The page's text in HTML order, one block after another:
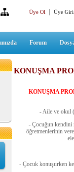
Üye Ol Üye
Forum
KONUŞMA
KONUŞMA
- Aile ve okul
- Çocuğun kendini
öğretmenlerinin
- Çocuk konuşurken